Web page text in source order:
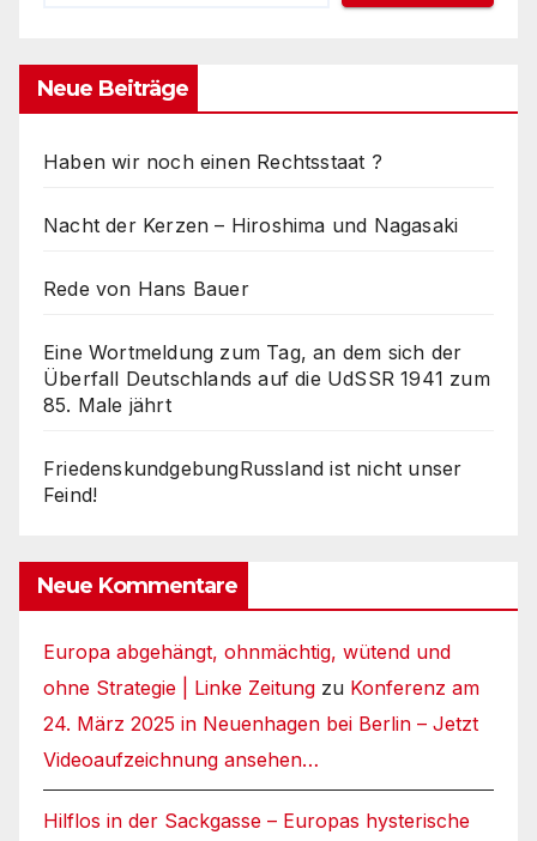
Neue Beiträge
Haben wir noch einen Rechtsstaat ?
Nacht der Kerzen – Hiroshima und Nagasaki
Rede von Hans Bauer
Eine Wortmeldung zum Tag, an dem sich der
Überfall Deutschlands auf die UdSSR 1941 zum
85. Male jährt
FriedenskundgebungRussland ist nicht unser
Feind!
Neue Kommentare
Europa abgehängt, ohnmächtig, wütend und
ohne Strategie | Linke Zeitung zu Konferenz am
24. März 2025 in Neuenhagen bei Berlin – Jetzt
Videoaufzeichnung ansehen…
Hilflos in der Sackgasse – Europas hysterische